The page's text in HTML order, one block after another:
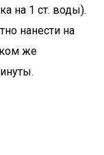
на 1 ст. воды).
нанести на
же